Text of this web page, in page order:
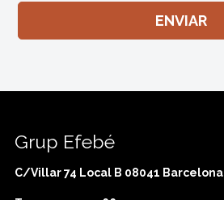
Grup Efebé
C/Villar 74 Local B 08041 Barcelona